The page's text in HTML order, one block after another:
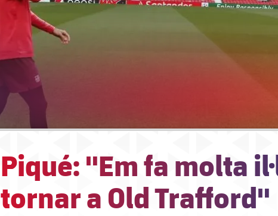
Piqué: "Em fa molta
tornar a Old Trafford"